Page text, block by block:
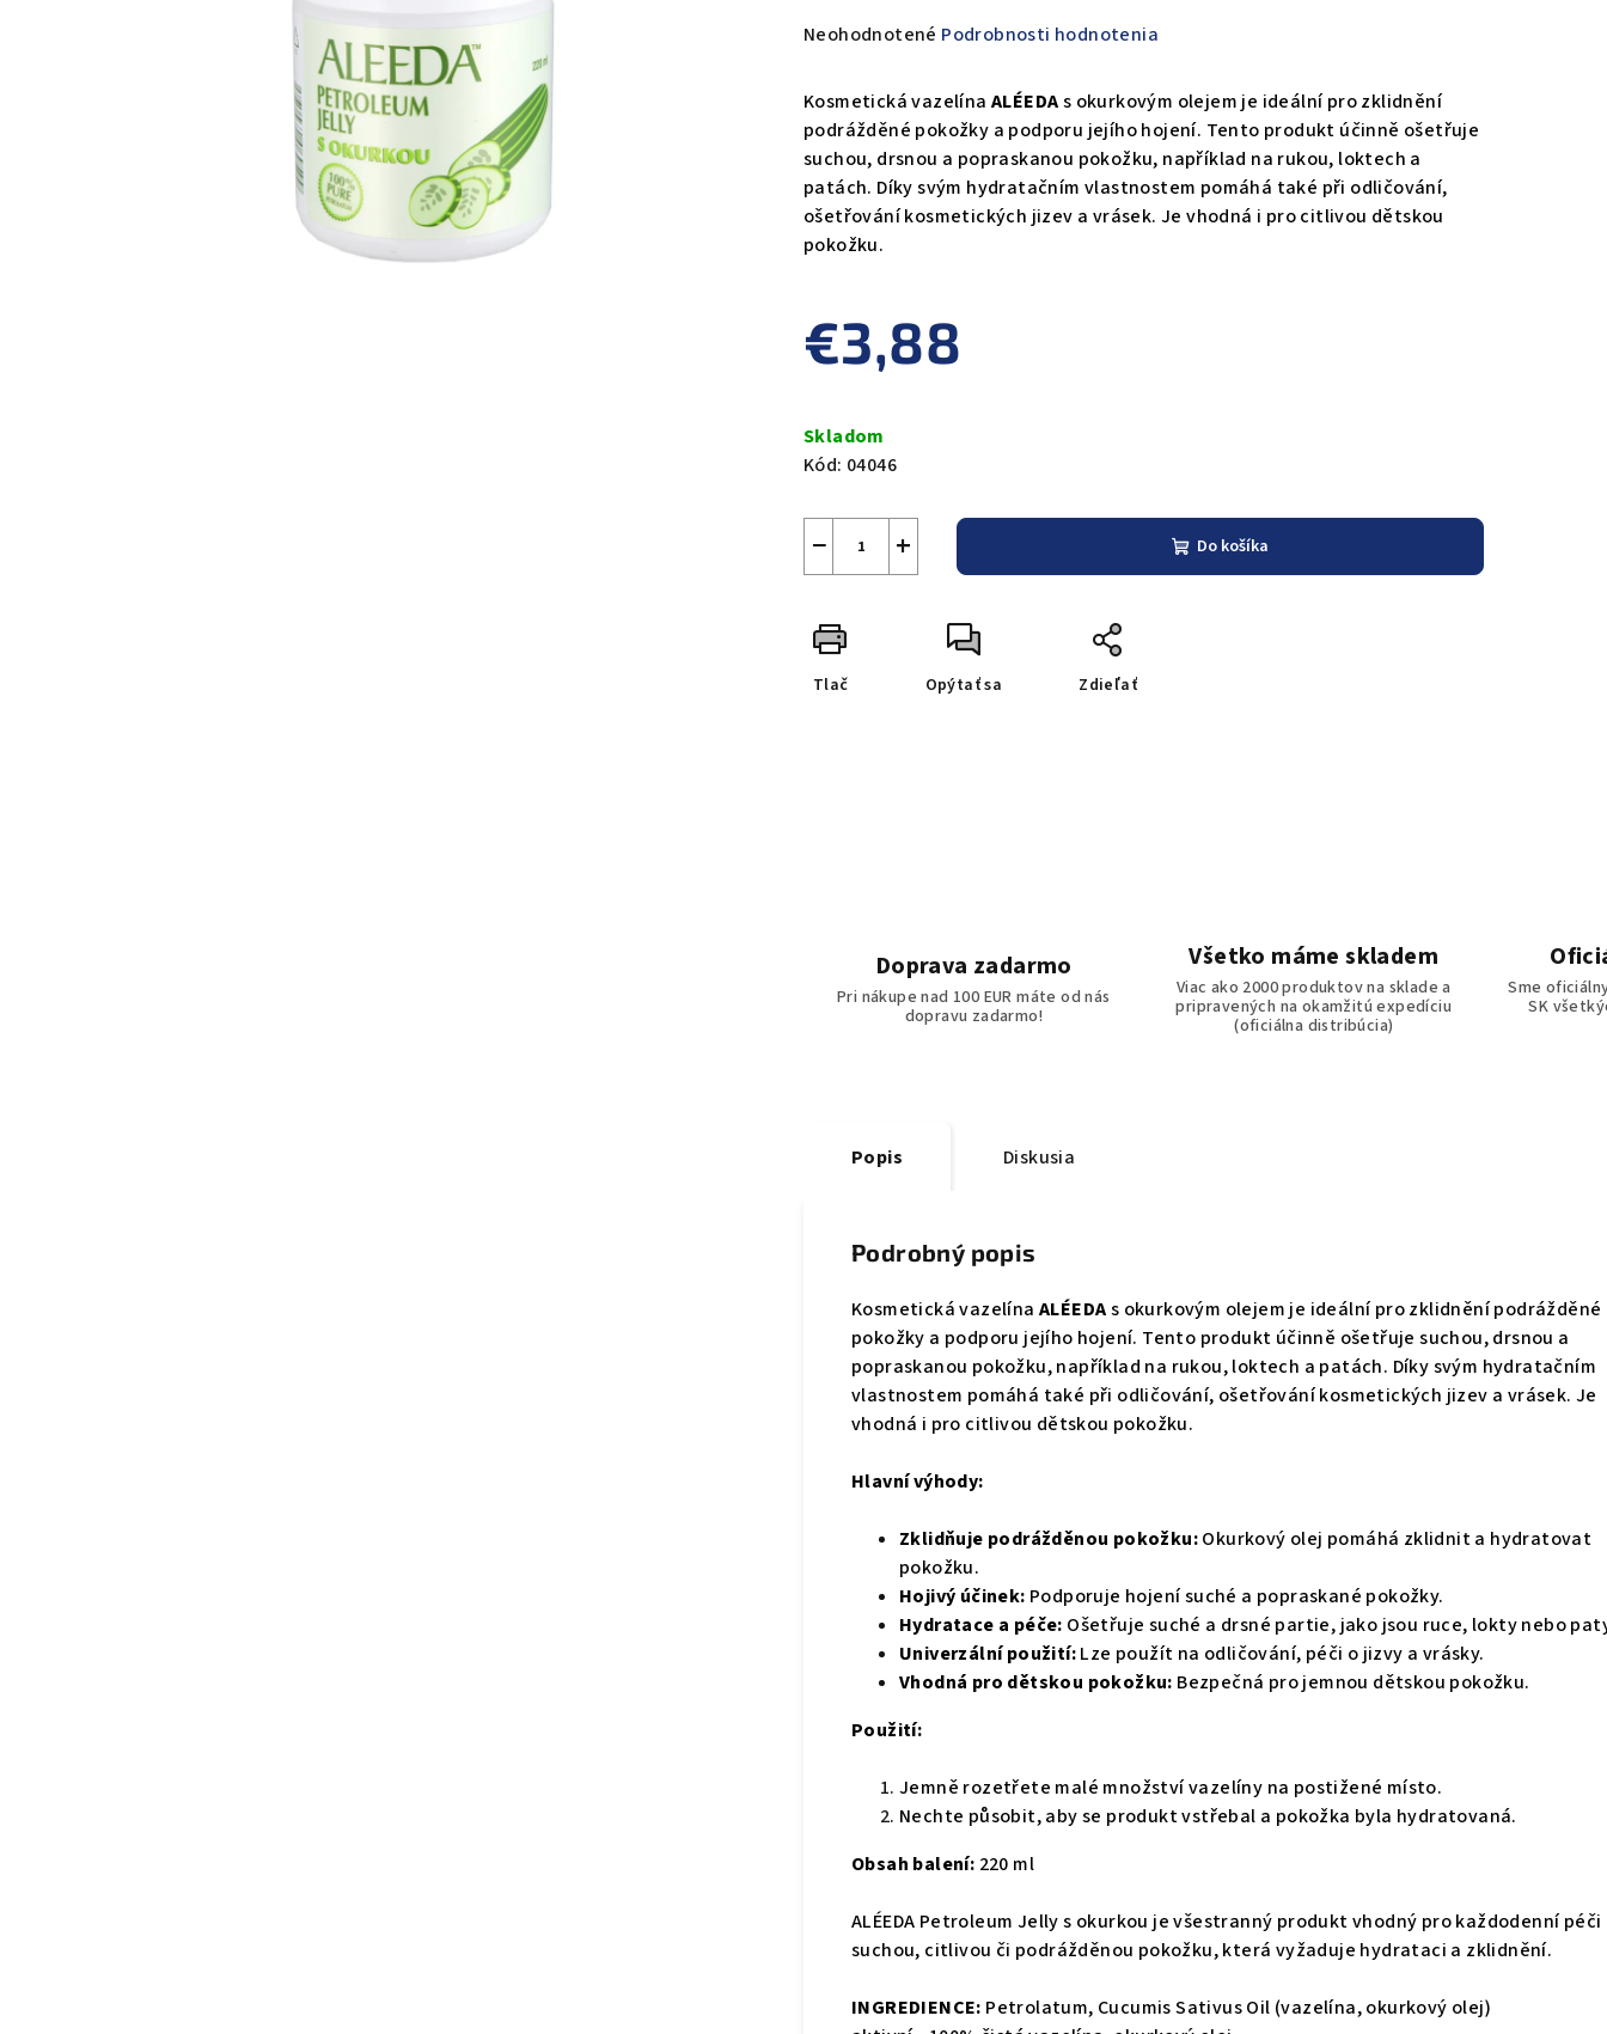
Priemerné
produktu
0,0
5
hviezdičiek.
Neohodnotené Podrobnosti hodnotenia
Kosmetická vazelína ALÉEDAs okurkovým olejem je ideální pro zklidnění
podrážděné pokožky a podporu jejího hojení. Tento produkt účinně ošetřuje
suchou, drsnou a popraskanou pokožku, například na rukou, loktech a
patách. Díky svým hydratačním vlastnostem pomáhá také při odličování,
ošetřování kosmetických jizev a vrásek. Je vhodná i pro citlivou dětskou
pokožku.
€3,88
cena:
Skladom
Kód: 04046
+
− Do košíka
Tlač Opýtať sa Zdieľať
Doprava zadarmo
Pri nákupe nad 100 EUR máte od nás
dopravu zadarmo!
Všetko máme skladem
Viac ako 2000 produktov na sklade a
pripravených na okamžitú expedíciu
(oficiálna distribúcia)
Sme
SK
Popis Diskusia
Podrobný popis
Kosmetická vazelína ALÉEDAs okurkovým olejem je ideální pro zklidnění podrážděné
pokožky a podporu jejího hojení. Tento produkt účinně ošetřuje suchou, drsnou a
popraskanou pokožku, například na rukou, loktech a patách. Díky svým hydratačním
vlastnostem pomáhá také při odličování, ošetřování kosmetických jizev a vrásek. Je
vhodná i pro citlivou dětskou pokožku.
Hlavní výhody:
Zklidňuje podrážděnou pokožku:Okurkový olej pomáhá zklidnit a hydratovat
pokožku.
Hojivý účinek: Podporuje hojení suché a popraskané pokožky.
Hydratace a péče: Ošetřuje suché a drsné partie, jako jsou ruce, lokty nebo
Univerzální použití:Lze použít na odličování, péči o jizvy a vrásky.
Vhodná pro dětskou pokožku: Bezpečná pro jemnou dětskou pokožku.
Použití:
Jemně rozetřete malé množství vazelíny na postižené místo.
Nechte působit, aby se produkt vstřebal a pokožka byla hydratovaná.
Obsah balení: 220 ml
ALÉEDA Petroleum Jelly s okurkou je všestranný produkt vhodný pro každodenní péči
suchou, citlivou či podrážděnou pokožku, která vyžaduje hydrataci a zklidnění.
INGREDIENCE: Petrolatum, Cucumis Sativus Oil (vazelína, okurkový olej)